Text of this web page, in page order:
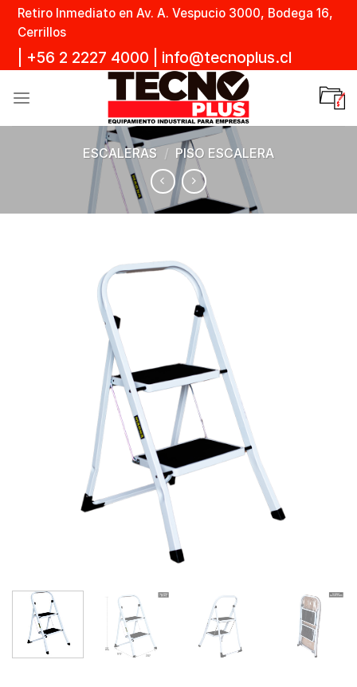
Skip
content
Retiro Inmediato en Av. A. Vespucio 3000, Bodega 16,
Cerrillos
+56 2 2227 4000 info@tecnoplus.cl
ESCALERAS / PISO ESCALERA